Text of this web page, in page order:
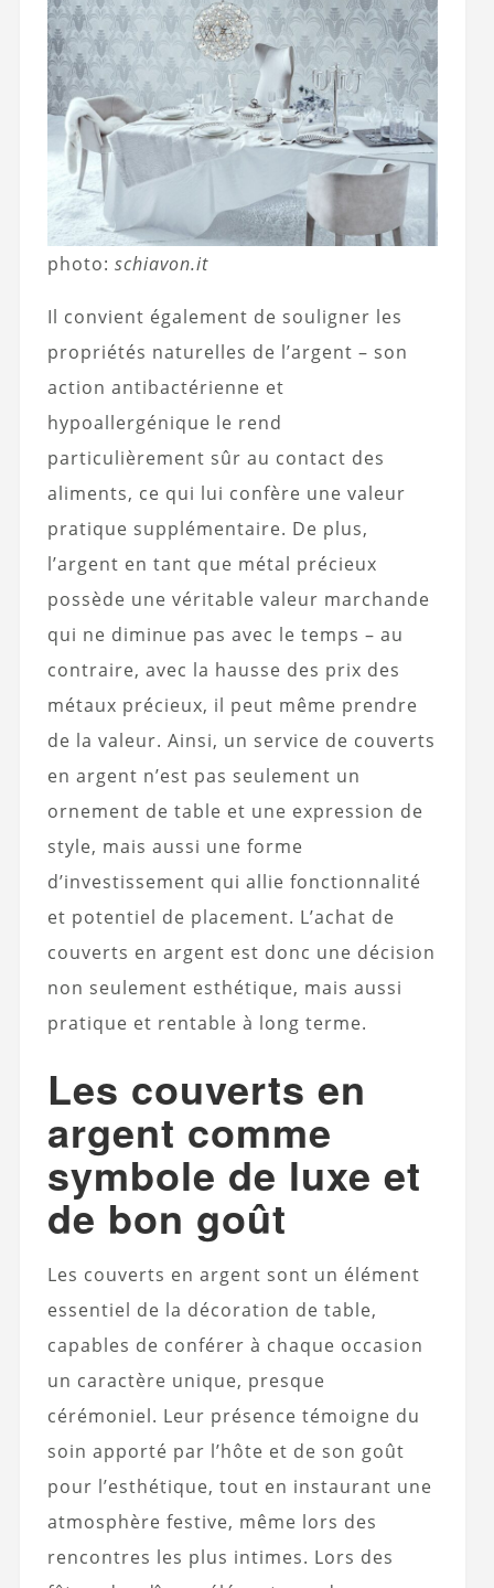
photo: schiavon.it
Il convient également de souligner les
propriétés naturelles de l’argent – son
action antibactérienne et
hypoallergénique le rend
particulièrement sûr au contact des
aliments, ce qui lui confère une valeur
pratique supplémentaire. De plus,
l’argent en tant que métal précieux
possède une véritable valeur marchande
qui ne diminue pas avec le temps – au
contraire, avec la hausse des prix des
métaux précieux, il peut même prendre
de la valeur. Ainsi, un service de couverts
en argent n’est pas seulement un
ornement de table et une expression de
style, mais aussi une forme
d’investissement qui allie fonctionnalité
et potentiel de placement. L’achat de
couverts en argent est donc une décision
non seulement esthétique, mais aussi
pratique et rentable à long terme.
Les couverts en
argent comme
symbole de luxe et
de bon goût
Les couverts en argent sont un élément
essentiel de la décoration de table,
capables de conférer à chaque occasion
un caractère unique, presque
cérémoniel. Leur présence témoigne du
soin apporté par l’hôte et de son goût
pour l’esthétique, tout en instaurant une
atmosphère festive, même lors des
rencontres les plus intimes. Lors des